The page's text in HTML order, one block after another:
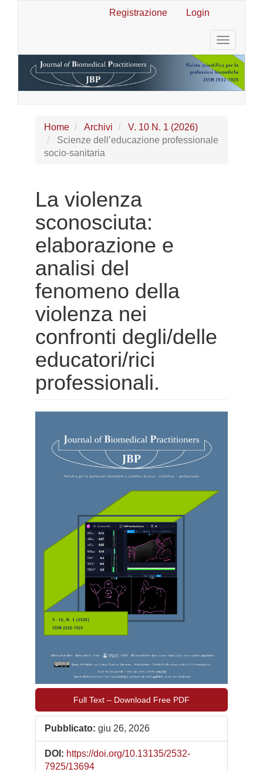
Barra
laterale
Registrazione Login
Toggle
Home Archivi
V. 10 N. 1 (2026)
Scienze dell’educazione professionale
socio-sanitaria
La violenza
sconosciuta:
elaborazione e
analisi del
fenomeno della
violenza nei
confronti degli/delle
educatori/rici
professionali.
laterale
dell'articolo
Full Text – Download Free PDF
Pubblicato: giu 26, 2026
DOI: https://doi.org/10.13135/2532-
7925/13694